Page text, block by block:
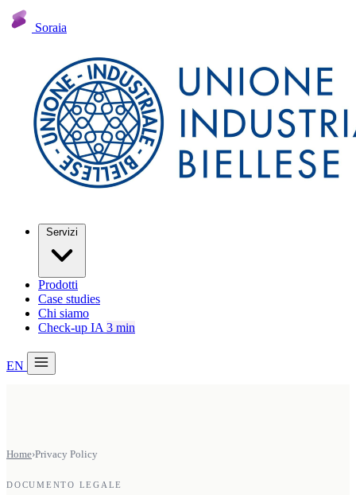
Soraia
Servizi
Prodotti
Case studies
Chi siamo
Check-up IA 3 min
EN
Prodotti
Home›Privacy Policy
DOCUMENTO LEGALE